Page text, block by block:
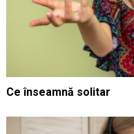
Ce înseamnă solitar